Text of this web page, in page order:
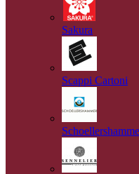
Sakura
Scappi Cartoni